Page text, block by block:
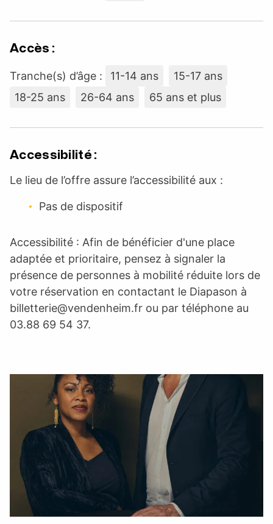
Accès :
Tranche(s) d’âge : 11-14 ans
15-17 ans
18-25 ans
26-64 ans 65 ans et plus
Accessibilité :
Le lieu de l’offre assure l’accessibilité aux :
Pas de dispositif
Accessibilité : Afin de bénéficier d'une place
adaptée et prioritaire, pensez à signaler la
présence de personnes à mobilité réduite lors de
votre réservation en contactant le Diapason à
billetterie@vendenheim.fr ou par téléphone au
03.88 69 54 37.